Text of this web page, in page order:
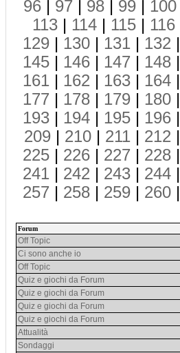
96 | 97 | 98 | 99 | 100
113 | 114 | 115 | 116
129 | 130 | 131 | 132 |
145 | 146 | 147 | 148 |
161 | 162 | 163 | 164 |
177 | 178 | 179 | 180 |
193 | 194 | 195 | 196 |
209 | 210 | 211 | 212 |
225 | 226 | 227 | 228 |
241 | 242 | 243 | 244 |
257 | 258 | 259 | 260 |
Forum
Off Topic
Ci sono anche io
Off Topic
Quiz e giochi da Forum
Quiz e giochi da Forum
Quiz e giochi da Forum
Quiz e giochi da Forum
Attualità
Sondaggi